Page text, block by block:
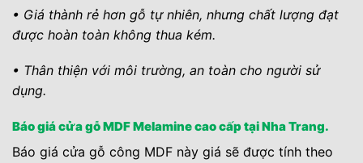
• Giá thành rẻ hơn gỗ tự nhiên, nhưng chất lượng đạt
được hoàn toàn không thua kém.
• Thân thiện với môi trường, an toàn cho người sử
dụng.
Báo giá cửa gỗ MDF Melamine cao cấp tại Nha Trang.
Báo giá cửa gỗ công MDF này giá sẽ được tính theo